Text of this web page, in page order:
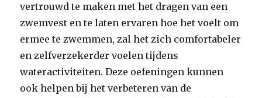
vertrouwd te maken met het dragen van een
zwemvest en te laten ervaren hoe het voelt om
ermee te zwemmen, zal het zich comfortabeler
en zelfverzekerder voelen tijdens
wateractiviteiten. Deze oefeningen kunnen
ook helpen bij het verbeteren van de